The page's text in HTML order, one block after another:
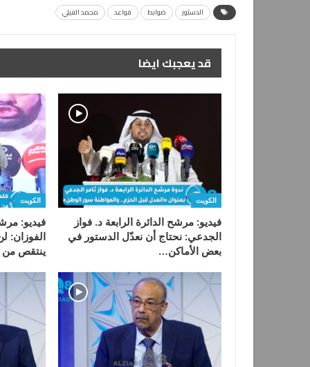
الدستور ضوابط قواعد محمد الفيلي
قد يعجبك ايضا
الكويت
فيديو: مرشح الدائرة الرابعة د. فواز
الجدعي: نحتاج أن نعدّل الدستور في
بعض الأماكن…
الكويت
فيديو:
ينتقص